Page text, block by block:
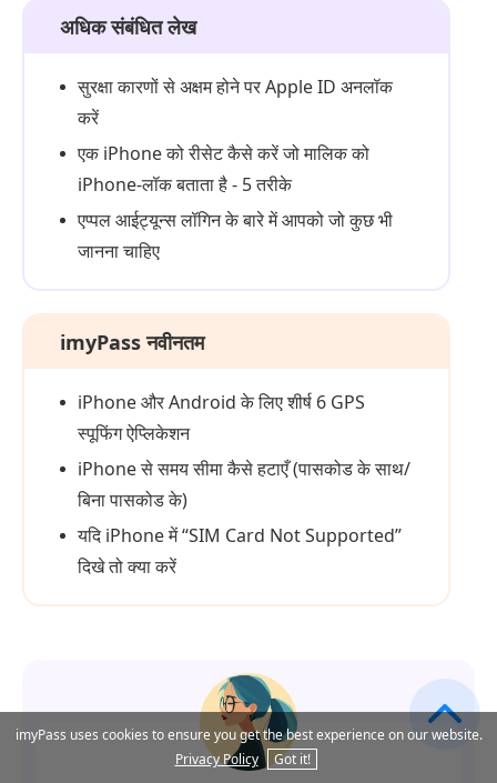
अधिक संबंधित लेख
सुरक्षा कारणों से अक्षम होने पर Apple ID अनलॉक
करें
एक iPhone को रीसेट कैसे करें जो मालिक को
iPhone-लॉक बताता है - 5 तरीके
एप्पल आईट्यून्स लॉगिन के बारे में आपको जो कुछ भी
जानना चाहिए
imyPass नवीनतम
iPhone और Android के लिए शीर्ष 6 GPS
स्पूफिंग ऐप्लिकेशन
iPhone से समय सीमा कैसे हटाएँ (पासकोड के साथ/
बिना पासकोड के)
यदि iPhone में “SIM Card Not Supported”
दिखे तो क्या करें
imyPass uses cookies to ensure you get the best experience on our website.
Privacy Policy
Got it!